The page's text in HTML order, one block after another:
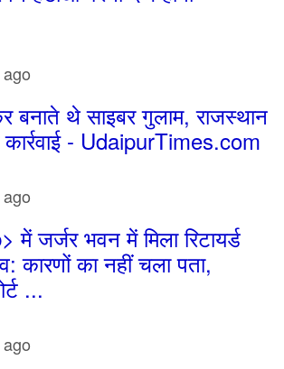
बनाते थे साइबर गुलाम, राजस्थान
- UdaipurTimes.com
में जर्जर भवन में मिला रिटायर्ड
कारणों का नहीं चला पता,
...